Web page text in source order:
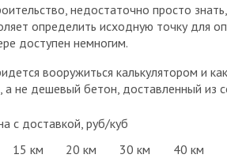
недостаточно просто
определить исходную точку
доступен немногим.
вооружиться калькулятором и
не дешевый бетон, доставленный из
с доставкой, руб/куб
15 км 20 км 30 км
40 км